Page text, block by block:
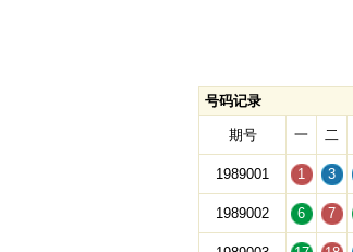
号码记录
期号 一 二
1989001 1 3
1989002 6 7